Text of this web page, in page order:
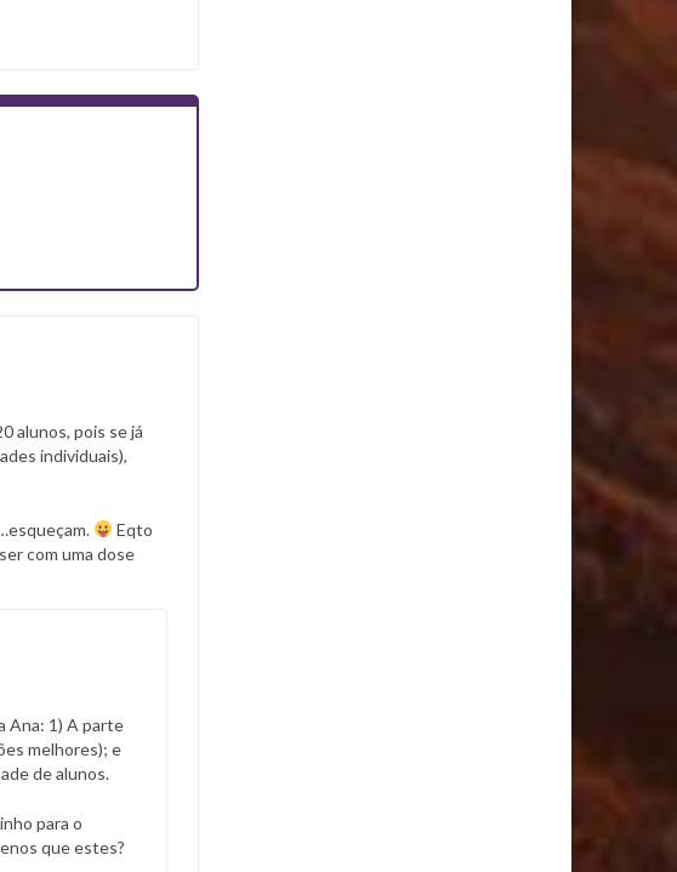
alunos, pois se já
individuais),
Eqto
com uma dose
Ana: 1) A parte
melhores); e
de alunos.
para o
que estes?